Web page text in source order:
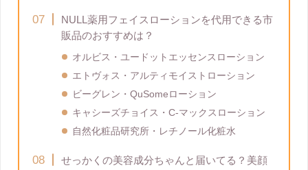
NULL薬用フェイスローションを代用できる市
販品のおすすめは？
オルビス・ユードットエッセンスローション
エトヴォス・アルティモイストローション
ビーグレン・QuSomeローション
キャシーズチョイス・C-マックスローション
自然化粧品研究所・レチノール化粧水
せっかくの美容成分ちゃんと届いてる？美顔